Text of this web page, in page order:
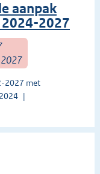
aanpak
2027
2027 met